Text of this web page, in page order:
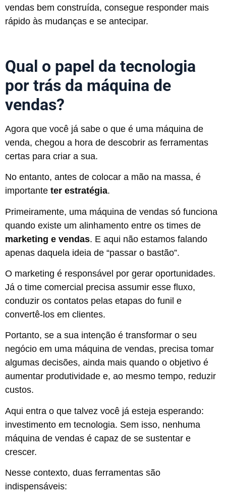
vendas bem construída, consegue responder mais
rápido às mudanças e se antecipar.
Qual o papel da tecnologia
por trás da máquina de
vendas?
Agora que você já sabe o que é uma máquina de
venda, chegou a hora de descobrir as ferramentas
certas para criar a sua.
No entanto, antes de colocar a mão na massa, é
importante ter estratégia.
Primeiramente, uma máquina de vendas só funciona
quando existe um alinhamento entre os times de
marketing e vendas. E aqui não estamos falando
apenas daquela ideia de “passar o bastão”.
O marketing é responsável por gerar oportunidades.
Já o time comercial precisa assumir esse fluxo,
conduzir os contatos pelas etapas do funil e
convertê-los em clientes.
Portanto, se a sua intenção é transformar o seu
negócio em uma máquina de vendas, precisa tomar
algumas decisões, ainda mais quando o objetivo é
aumentar produtividade e, ao mesmo tempo, reduzir
custos.
Aqui entra o que talvez você já esteja esperando:
investimento em tecnologia. Sem isso, nenhuma
máquina de vendas é capaz de se sustentar e
crescer.
Nesse contexto, duas ferramentas são
indispensáveis: